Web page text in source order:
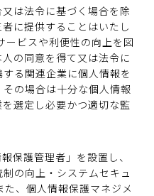
は法令に基づく場合を除
に提供することはいたし
ービスや利便性の向上を図
の同意を得て又は法令に
る関連企業に個人情報を
の場合は十分な個人情報
選定し必要かつ適切な監
保護管理者」を設置し、
の向上・システムセキュ
た、個人情報保護マネジメ